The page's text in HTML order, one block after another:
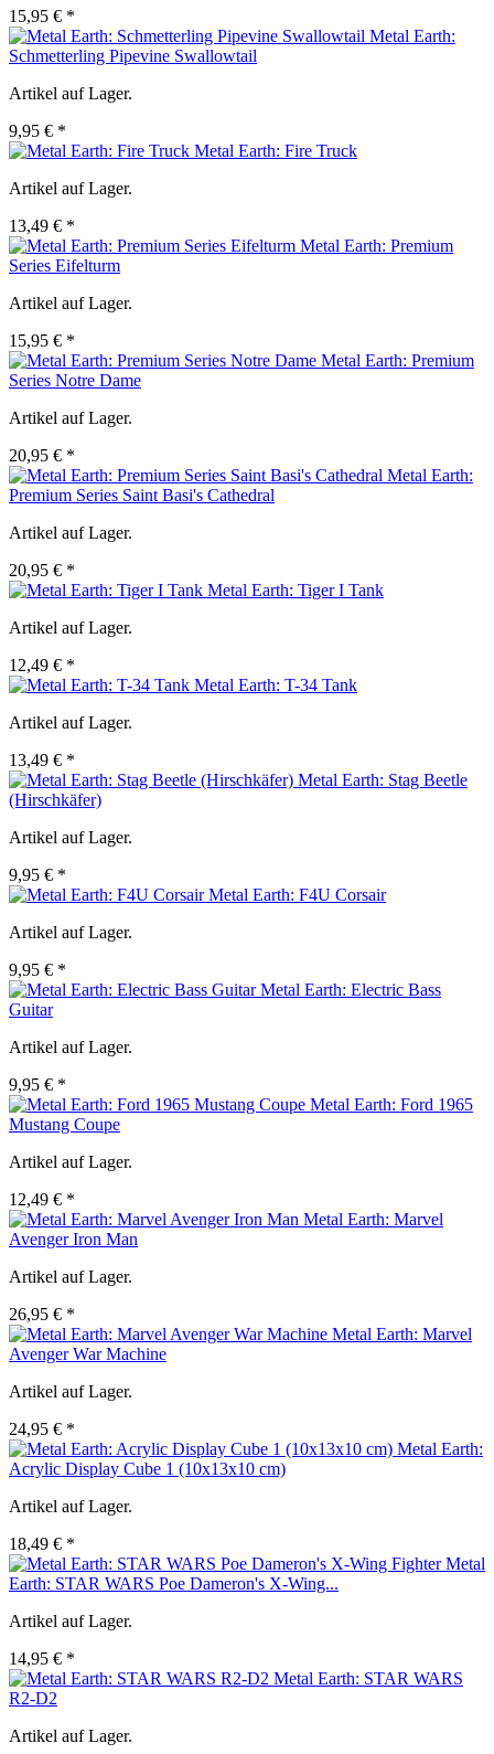
15,95 € *
Metal Earth:
Schmetterling Pipevine Swallowtail
Artikel auf Lager.
9,95 € *
Metal Earth: Fire Truck
Artikel auf Lager.
13,49 € *
Metal Earth: Premium
Series Eifelturm
Artikel auf Lager.
15,95 € *
Metal Earth: Premium
Series Notre Dame
Artikel auf Lager.
20,95 € *
Metal Earth:
Premium Series Saint Basi's Cathedral
Artikel auf Lager.
20,95 € *
Metal Earth: Tiger I Tank
Artikel auf Lager.
12,49 € *
Metal Earth: T-34 Tank
Artikel auf Lager.
13,49 € *
Metal Earth: Stag Beetle
(Hirschkäfer)
Artikel auf Lager.
9,95 € *
Metal Earth: F4U Corsair
Artikel auf Lager.
9,95 € *
Metal Earth: Electric Bass
Guitar
Artikel auf Lager.
9,95 € *
Metal Earth: Ford 1965
Mustang Coupe
Artikel auf Lager.
12,49 € *
Metal Earth: Marvel
Avenger Iron Man
Artikel auf Lager.
26,95 € *
Metal Earth: Marvel
Avenger War Machine
Artikel auf Lager.
24,95 € *
Metal Earth:
Acrylic Display Cube 1 (10x13x10 cm)
Artikel auf Lager.
18,49 € *
Metal
Earth: STAR WARS Poe Dameron's X-Wing...
Artikel auf Lager.
14,95 € *
Metal Earth: STAR WARS
R2-D2
Artikel auf Lager.